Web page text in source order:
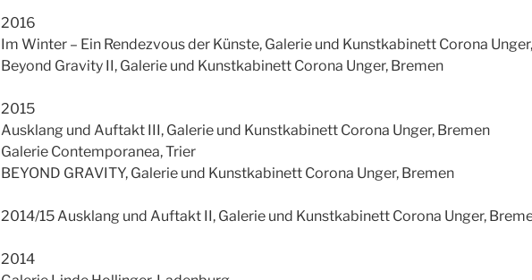
2016
Im Winter – Ein Rendezvous der Künste, Galerie und Kunstkabinett Corona
Beyond Gravity II, Galerie und Kunstkabinett Corona Unger, Bremen
2015
Ausklang und Auftakt III, Galerie und Kunstkabinett Corona Unger, Bremen
Galerie Contemporanea, Trier
BEYOND GRAVITY, Galerie und Kunstkabinett Corona Unger, Bremen
2014/15 Ausklang und Auftakt II, Galerie und Kunstkabinett Corona Unger,
2014